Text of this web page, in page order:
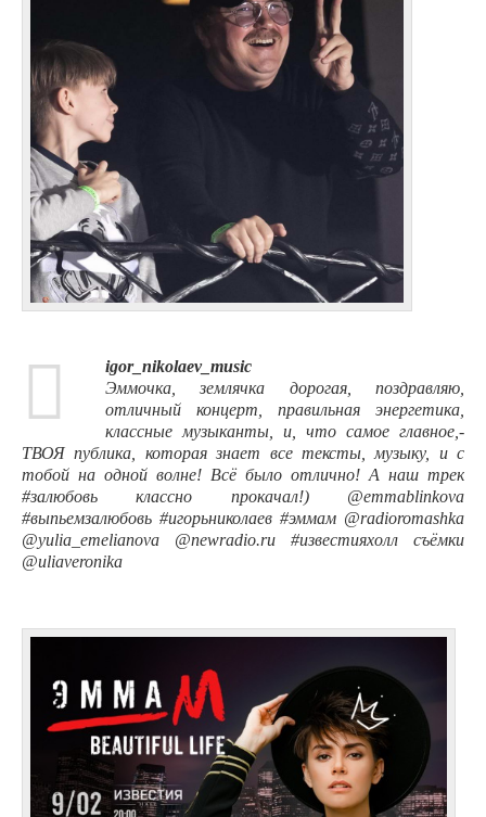
igor_nikolaev_music
Эммочка, землячка дорогая, поздравляю,
отличный концерт, правильная энергетика,
классные музыканты, и, что самое главное,-
ТВОЯ публика, которая знает все тексты, музыку, и с
тобой на одной волне! Всё было отлично! А наш трек
#залюбовь классно прокачал!) @emmablinkova
#выпьемзалюбовь #игорьниколаев #эммам @radioromashka
@yulia_emelianova @newradio.ru #известияхолл съёмки
@uliaveronika